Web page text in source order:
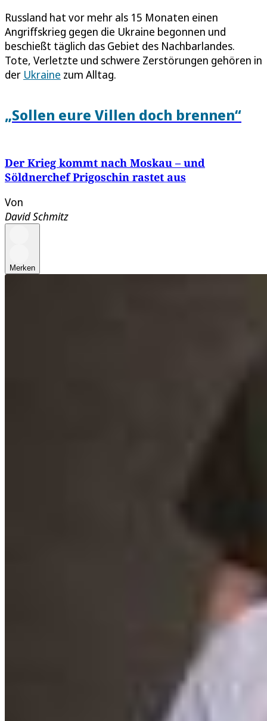
Russland hat vor mehr als 15 Monaten einen
Angriffskrieg gegen die Ukraine begonnen und
beschießt täglich das Gebiet des Nachbarlandes.
Tote, Verletzte und schwere Zerstörungen gehören in
der Ukraine zum Alltag.
„Sollen eure Villen doch brennen“
Der Krieg kommt nach Moskau – und
Söldnerchef Prigoschin rastet aus
Von
David Schmitz
Merken